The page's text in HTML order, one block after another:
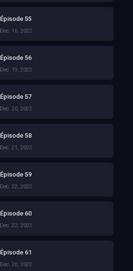
Épisode 55
Dec. 16, 2022
Épisode 56
Dec. 19, 2022
Épisode 57
Dec. 20, 2022
Épisode 58
Dec. 21, 2022
Épisode 59
Dec. 22, 2022
Épisode 60
Dec. 23, 2022
Épisode 61
Dec. 26, 2022